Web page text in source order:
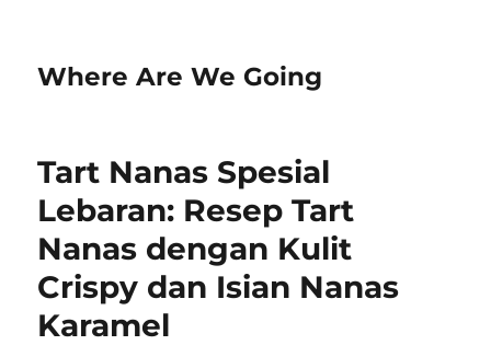
Where Are We Going
Tart Nanas Spesial
Lebaran: Resep Tart
Nanas dengan Kulit
Crispy dan Isian Nanas
Karamel